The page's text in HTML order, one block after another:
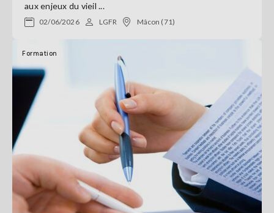
aux enjeux du vieil ...
02/06/2026 LGFR Mâcon (71)
Formation